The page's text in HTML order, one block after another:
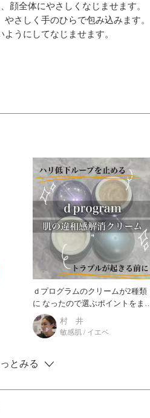
、顔全体にやさしくなじませます
やさしく手のひらで包み込みま
ようにしてなじませます。
ｄプログラムのクリームが2種類
に なったので選ぶポイントをま
めました！ ⭐︎ツヤツヤのパープル
のパッケージが 目を引くバイタ
イジングクリーム
村 井
敏感肌 / イエベ
とみる